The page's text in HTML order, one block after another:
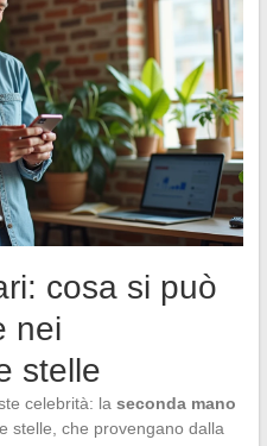
cosa si può
nei
stelle
celebrità: la seconda mano
stelle, che provengano dalla